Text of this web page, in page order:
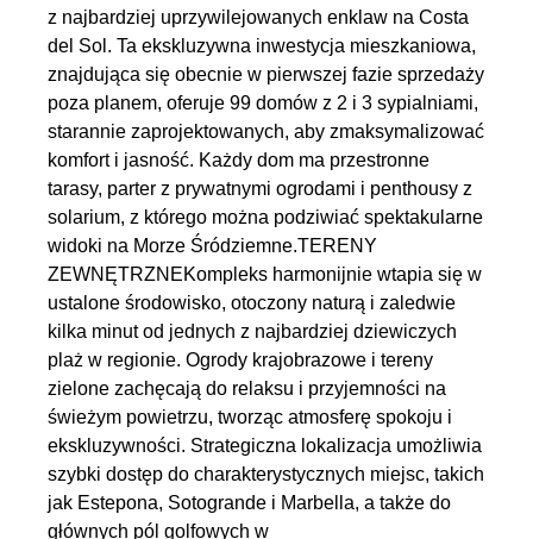
z najbardziej uprzywilejowanych enklaw na Costa
del Sol. Ta ekskluzywna inwestycja mieszkaniowa,
znajdująca się obecnie w pierwszej fazie sprzedaży
poza planem, oferuje 99 domów z 2 i 3 sypialniami,
starannie zaprojektowanych, aby zmaksymalizować
komfort i jasność. Każdy dom ma przestronne
tarasy, parter z prywatnymi ogrodami i penthousy z
solarium, z którego można podziwiać spektakularne
widoki na Morze Śródziemne.TERENY
ZEWNĘTRZNEKompleks harmonijnie wtapia się w
ustalone środowisko, otoczony naturą i zaledwie
kilka minut od jednych z najbardziej dziewiczych
plaż w regionie. Ogrody krajobrazowe i tereny
zielone zachęcają do relaksu i przyjemności na
świeżym powietrzu, tworząc atmosferę spokoju i
ekskluzywności. Strategiczna lokalizacja umożliwia
szybki dostęp do charakterystycznych miejsc, takich
jak Estepona, Sotogrande i Marbella, a także do
głównych pól golfowych w